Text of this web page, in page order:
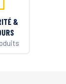
&